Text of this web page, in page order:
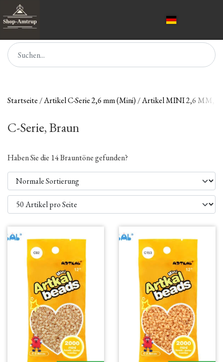
Startseite Artikel C-Serie 2,6 mm (Mini) Artikel MINI 2,6 MM,
C-Serie, Braun
Haben Sie die 14 Brauntöne gefunden?